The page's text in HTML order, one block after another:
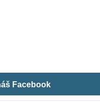
Facebook